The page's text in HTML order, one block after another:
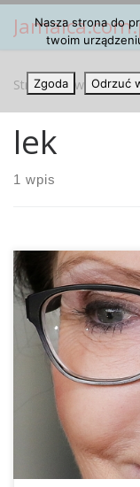
Przejdź do treści
Strona główna » lek
lek
1 wpis
Preparat, którego
został
Kopacz, jest on
rozsianego.
typu leków, które
obrotu po
konferencji
Nasza strona do
twoim
Zgoda
Odrzuć